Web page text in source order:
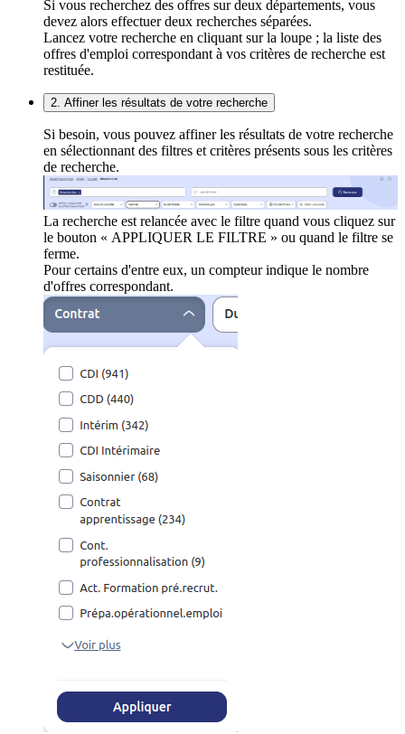
Si vous recherchez des offres sur deux départements, vous
devez alors effectuer deux recherches séparées.
Lancez votre recherche en cliquant sur la loupe ; la liste des
offres d'emploi correspondant à vos critères de recherche est
restituée.
2. Affiner les résultats de votre recherche
Si besoin, vous pouvez affiner les résultats de votre recherche
en sélectionnant des filtres et critères présents sous les critères
de recherche.
La recherche est relancée avec le filtre quand vous cliquez sur
le bouton « APPLIQUER LE FILTRE » ou quand le filtre se
ferme.
Pour certains d'entre eux, un compteur indique le nombre
d'offres correspondant.